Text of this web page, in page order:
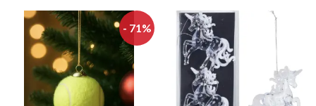
- 71%